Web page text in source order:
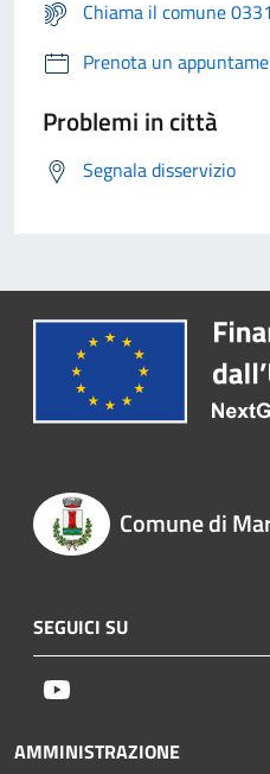
Chiama il comune
Prenota un
Problemi in città
Segnala disservizio
Comune di
SEGUICI SU
AMMINISTRAZIONE